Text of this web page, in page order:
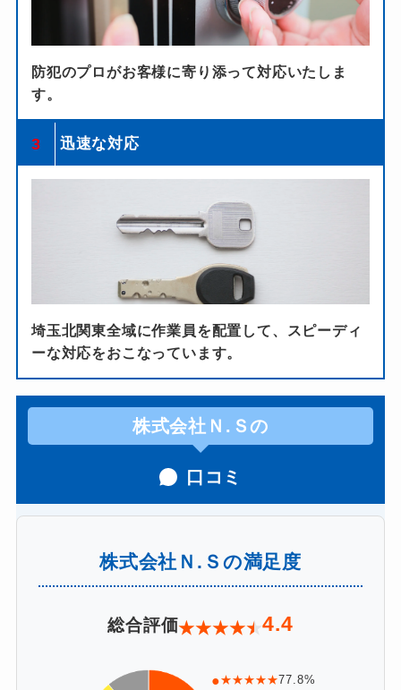
防犯のプロがお客様に寄り添って対応いたしま
す。
3 迅速な対応
埼玉北関東全域に作業員を配置して、スピーディ
ーな対応をおこなっています。
株式会社Ｎ.Ｓの
口コミ
株式会社Ｎ.Ｓの満足度
総合評価★★★★★4.4
●★★★★★77.8%